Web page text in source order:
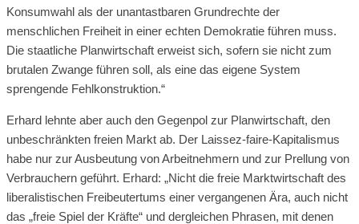
Konsumwahl als der unantastbaren Grundrechte der
menschlichen Freiheit in einer echten Demokratie führen muss.
Die staatliche Planwirtschaft erweist sich, sofern sie nicht zum
brutalen Zwange führen soll, als eine das eigene System
sprengende Fehlkonstruktion.“
Erhard lehnte aber auch den Gegenpol zur Planwirtschaft, den
unbeschränkten freien Markt ab. Der Laissez-faire-Kapitalismus
habe nur zur Ausbeutung von Arbeitnehmern und zur Prellung von
Verbrauchern geführt. Erhard: „Nicht die freie Marktwirtschaft des
liberalistischen Freibeutertums einer vergangenen Ära, auch nicht
das „freie Spiel der Kräfte“ und dergleichen Phrasen, mit denen